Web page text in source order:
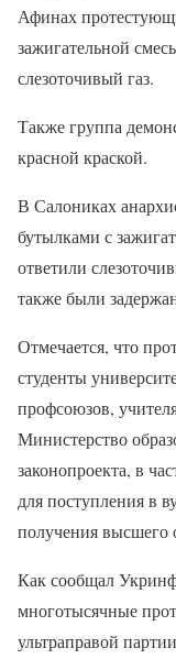
Афинах
зажигательной
слезоточивый газ.
Также группа
красной краской.
В Салониках
бутылками с
ответили
также были
Отмечается, что
студенты
профсоюзов,
Министерство
законопроекта, в
для поступления в
получения высшего
Как сообщал
многотысячные
ультраправой